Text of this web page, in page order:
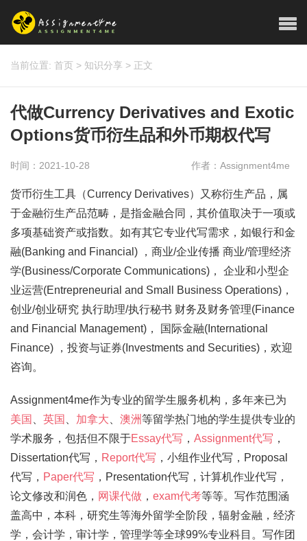
当前位置: 首页 > 知识分享 > 正文
代做Currency Derivatives and Exotic
Options货币衍生品和外币期权代写
时间：2021-10-28 作者：Assignment4me
货币衍生工具（Currency Derivatives）又称衍生产品，属
于金融衍生产品范畴，是指金融合同，其价值取决于一项或
多项基础资产或指数。如有其它专业代写需求，如银行和金
融(Banking and Financial) ，商业/企业传播 商业/管理经济
学(Business/Corporate Communications)， 企业和小型企
业运营(Entrepreneurial and Small Business Operations)，
创业/创业研究 执行助理/执行秘书 财务及财务管理(Finance
and Financial Management)， 国际金融(International
Finance) ，投资与证券(Investments and Securities)，欢迎
咨询。
Assignment4me作为专业的留学生服务机构，多年来已为
美国
英国 加拿大 澳洲等留学热门地的学生提供专业的
学术服务，包括但不限于Essay代写 ， Assignment代写 ，
Dissertation代写， Report代写 ，小组作业代写，Proposal
代写， Paper代写 ，Presentation代写，计算机作业代写，
论文修改和润色， 网课代做 ， exam代考等等。写作范围涵
盖高中，本科，研究生等海外留学全阶段，辐射金融，经济
学，会计学，审计学，管理学等全球99%专业科目。写作团